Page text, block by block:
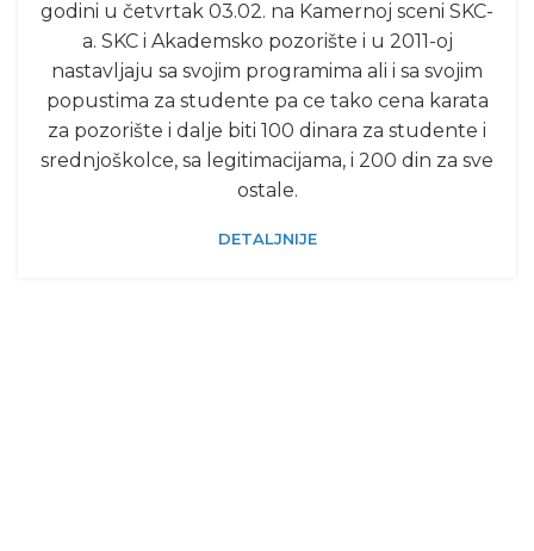
godini u četvrtak 03.02. na Kamernoj sceni SKC-
a. SKC i Akademsko pozorište i u 2011-oj
nastavljaju sa svojim programima ali i sa svojim
popustima za studente pa ce tako cena karata
za pozorište i dalje biti 100 dinara za studente i
srednjoškolce, sa legitimacijama, i 200 din za sve
ostale.
DETALJNIJE